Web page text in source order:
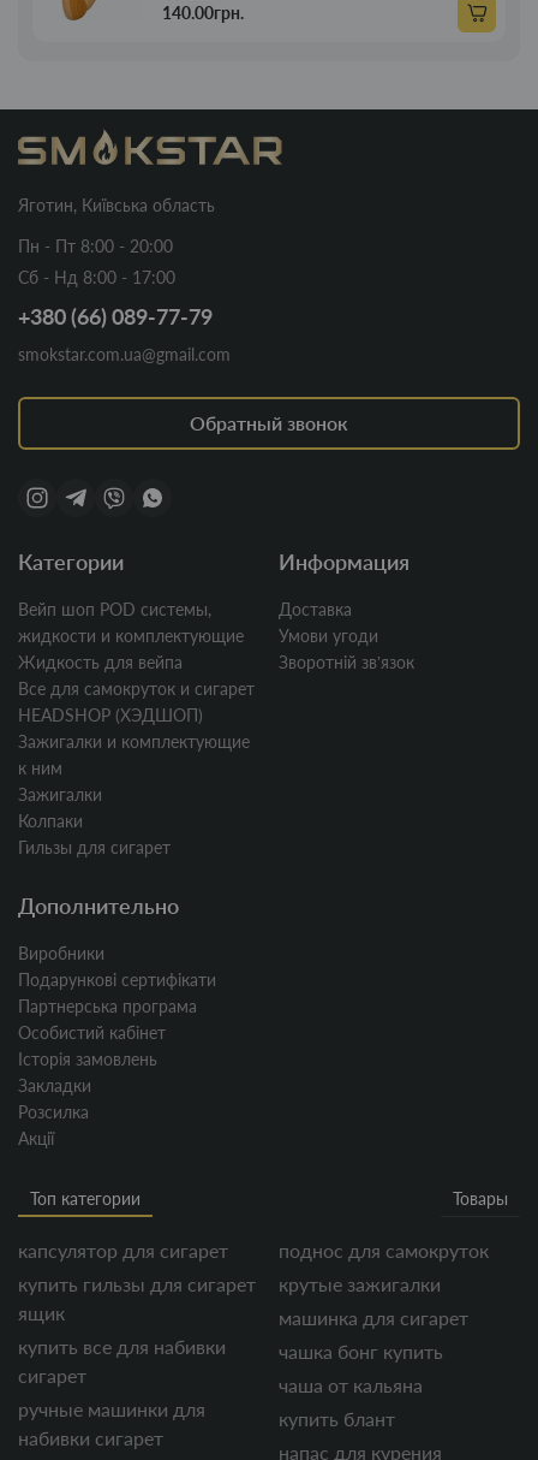
140.00грн.
Яготин, Київська область
Пн - Пт 8:00 - 20:00
Сб - Нд 8:00 - 17:00
+380 (66) 089-77-79
smokstar.com.ua@gmail.com
Обратный звонок
Категории
Вейп шоп POD системы,
жидкости и комплектующие
Жидкость для вейпа
Все для самокруток и сигарет
HEADSHOP (ХЭДШОП)
Зажигалки и комплектующие
к ним
Зажигалки
Колпаки
Гильзы для сигарет
Информация
Доставка
Умови угоди
Зворотній звʼязок
Дополнительно
Виробники
Подарункові сертифікати
Партнерська програма
Особистий кабінет
Історія замовлень
Закладки
Розсилка
Акції
Топ категории Товары
капсулятор для сигарет
купить гильзы для сигарет
ящик
купить все для набивки
сигарет
ручные машинки для
набивки сигарет
поднос для самокруток
крутые зажигалки
машинка для сигарет
чашка бонг купить
чаша от кальяна
купить блант
напас для курения